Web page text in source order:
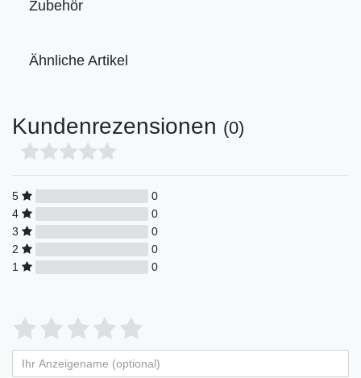
Zubehör
Ähnliche Artikel
Kundenrezensionen (0)
5
0
4
0
3
0
2
0
1
0
Bewertungssterne
von
4
von
3
von
2
von
1
von